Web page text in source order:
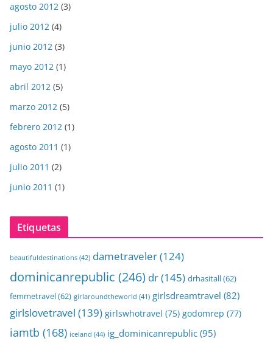
agosto 2012 (3)
julio 2012 (4)
junio 2012 (3)
mayo 2012 (1)
abril 2012 (5)
marzo 2012 (5)
febrero 2012 (1)
agosto 2011 (1)
julio 2011 (2)
junio 2011 (1)
Etiquetas
beautifuldestinations (42) dametraveler(124)
dominicanrepublic (246) dr(145) drhasitall(62)
femmetravel(62) girlaroundtheworld (41) girlsdreamtravel (82)
girlslovetravel (139) girlswhotravel (75) godomrep (77)
iamtb (168) iceland (44) ig_dominicanrepublic (95)